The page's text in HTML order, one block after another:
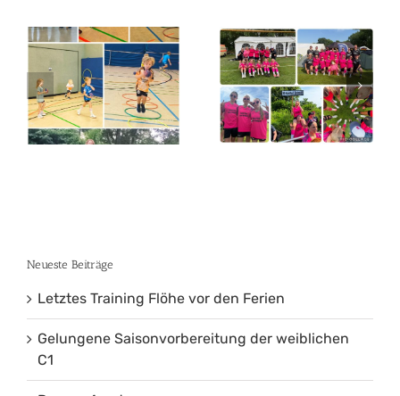
Gelungene
Saisonvorbereitung
der
weiblichen
Damen 4
unterwegs
Neueste Beiträge
Letztes Training Flöhe vor den Ferien
Gelungene Saisonvorbereitung der weiblichen
C1